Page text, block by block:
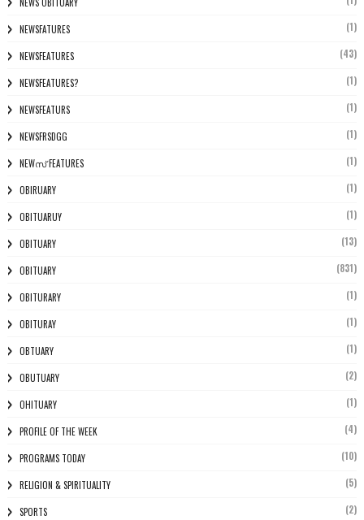
NEWSFATURES (1)
NEWSFEATURES (43)
NEWSFEATURES? (1)
NEWSFEATURS (1)
NEWSFRSDGG (1)
NEWസ് FEATURES (1)
OBIRUARY (1)
OBITUARUY (1)
OBITUARY (13)
OBITUARY (831)
OBITURARY (1)
OBITURAY (1)
OBTUARY (1)
OBUTUARY (2)
OHITUARY (1)
PROFILE OF THE WEEK (4)
PROGRAMS TODAY (10)
RELIGION & SPIRITUALITY (5)
SPORTS (2)